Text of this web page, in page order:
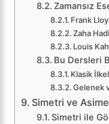
Zamansız
Frank
Zaha
Louis
Bu Dersleri
Klasik
Gelenek
Simetri ve
Simetri ile